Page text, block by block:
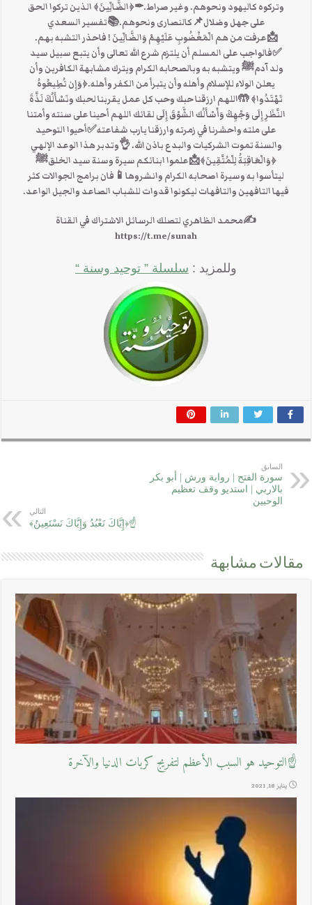
وتركوه كاليهود ونحوهم. وغير صراط.✒﴿الضَّالِّينَ﴾ الذين تركوا الحق
على جهل وضلال📌كالنصارى ونحوهم.📚تفسير السعدي
📩عرفت من هم الْمَغْضُوبِ عَلَيْهِمْ وَالضَّالِّينَ ! فاحذر التشبه بهم.
✅فالواجب على المسلم أن يلتزم شرع الله تعالى وأن يتبع سبيل سيد
ولد آدمﷺ ويتشبه به وبالصحابه الكرام ويترك مشابهة الكافرين وأن
يعلن الولاء للإسلام وأهله وأن يتبرأ من الكفر وأهله.﴿وَإِن تُطِيعُوهُ
تَهْتَدُوا﴾ 🤲اللهم ارزقنا حبك وحب كل عمل يقربنا لحبك ونَسْأَلُكَ لَذَّةَ
النَّظَرِ إِلَى وَجْهِكَ وَأَسْأَلُك الشَّوْقَ إِلَى لقائك اللهم أحينا على سنته وأمتنا
على ملته واحشرنا في زمرته وارزقنا يارب شفاعته✅أحيوا التوحيد
والسنة تموت الشركيات والبدع باذن الله. 👌وتدبر هذا الوعد الإلهي
﴿وَالْعَاقِبَةُ لِلْمُتَّقِينَ﴾📩علموا ابنائكم سيرة وسنة سيد الخلقﷺ
ليتأسوا به وسيرة اصحابه الكرام وانشروها📱فان برامج الجوالات كثر
فيها التافهين والتافهات ليكونوا قدوات للشباب الصاعد والجيل الواعد.
✍محمد الظاهري لتصلك الرسائل الاشتراك في القناة
https://t.me/sunah
وللمزيد : سلسلة ” توحيد وسنة “
السابق
سورة الفتح | رواية ورش | أبو بكر
بالاربي | استديو وقف تعظيم
الوحيين
التالي
☝﴿إِيَّاكَ نَعْبُدُ وَإِيَّاكَ نَسْتَعِينُ﴾
مقالات مشابهة
☝التوحيد هو السبب الأعظم لتفريج كربات الدنيا والآخرة
يناير 18, 2021